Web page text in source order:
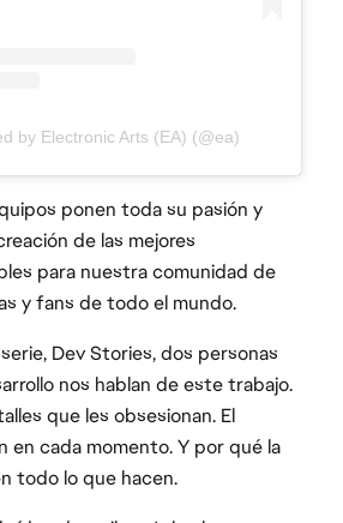
by Electronic Arts (EA) (@ea)
ponen toda su pasión y
de las mejores
para nuestra comunidad de
y fans de todo el mundo.
Dev Stories, dos personas
nos hablan de este trabajo.
que les obsesionan. El
en cada momento. Y por qué la
todo lo que hacen.